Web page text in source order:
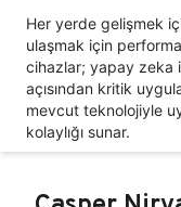
Her yerde gelişmek
ulaşmak için
cihazlar; yapay zeka
açısından kritik
mevcut teknolojiyle
kolaylığı sunar.